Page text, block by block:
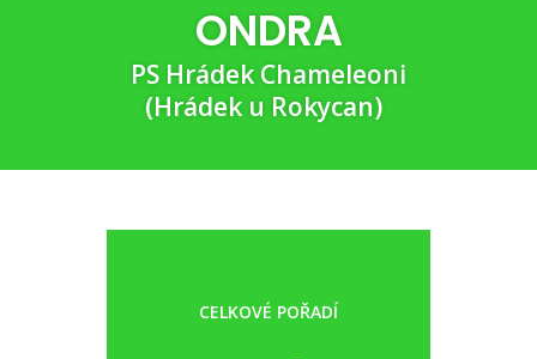
ONDRA
PS Hrádek Chameleoni
(Hrádek u Rokycan)
CELKOVÉ POŘADÍ